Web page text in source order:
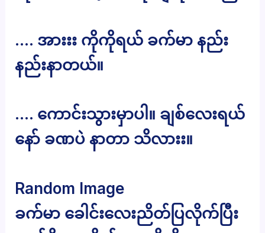
…. အားးး ကိုကိုရယ် ခက်မာ နည်း
နည်းနာတယ်။
…. ကောင်းသွားမှာပါ။ ချစ်လေးရယ်
နော် ခဏပဲ နာတာ သိလားး။
Random Image
ခက်မာ ခေါင်းလေးညိတ်ပြလိုက်ပြီး